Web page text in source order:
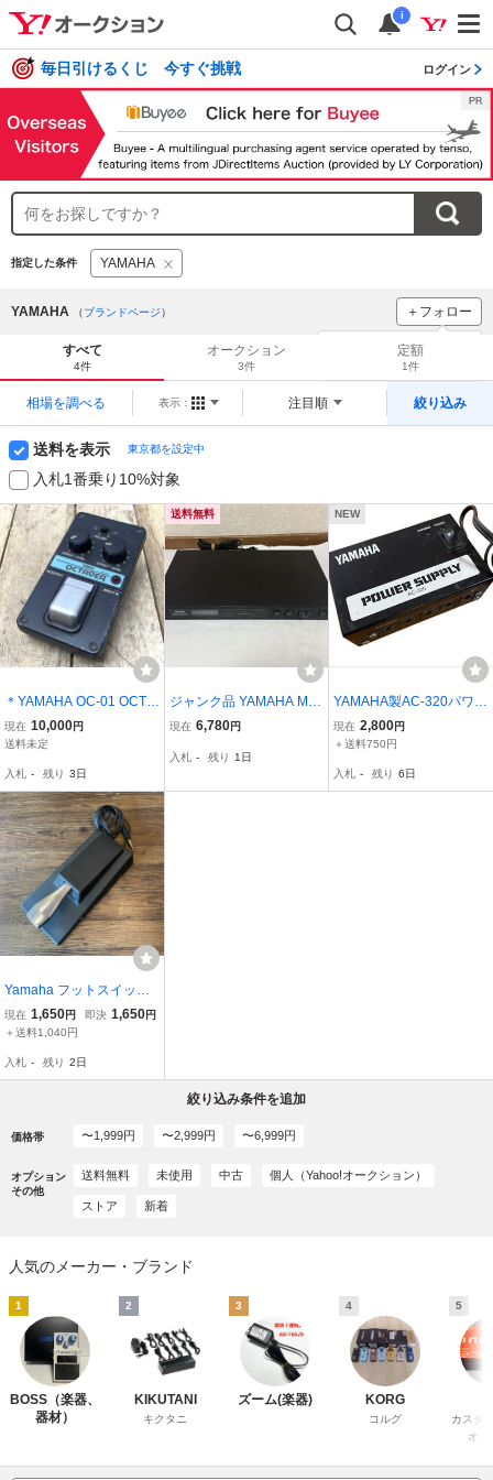
i
毎日引けるくじ 今すぐ挑戦 ログイン
指定した条件 YAMAHA
YAMAHA （ブランドページ） ＋フォロー
ブランドをフォロー
をチェック！
すべて
4件
オークション
3件
定額
1件
相場を調べる 表示： 注目順 絞り込み
送料を表示 東京都を設定中
入札1番乗り10%対象
＊YAMAHA OC-01 OCTA
VER エフェクター ペダル
ギター 音楽機材 アナログ
未確認
現在 10,000円
送料未定
入札 - 残り 3日
送料無料
ジャンク品 YAMAHA MJ
C8 MIDIジャンクションボ
現在 6,780円
入札 - 残り 1日
NEW
YAMAHA製AC-320パワー
サプライ/ヴィンテージ
現在 2,800円
＋送料750円
入札 - 残り 6日
Yamaha フットスイッチ
ヤマハ ジャンク -GrunSo
und-f720-
現在 1,650円 即決 1,650円
＋送料1,040円
入札 - 残り 2日
絞り込み条件を追加
価格帯 〜1,999円 〜2,999円 〜6,999円
オプション
その他
送料無料 未使用 中古 個人（Yahoo!オークション）
ストア 新着
人気のメーカー・ブランド
1
BOSS（楽器、
器材）
2
KIKUTANI
キクタニ
3
ズーム(楽器)
4
KORG
コルグ
5
カスタ
オジ